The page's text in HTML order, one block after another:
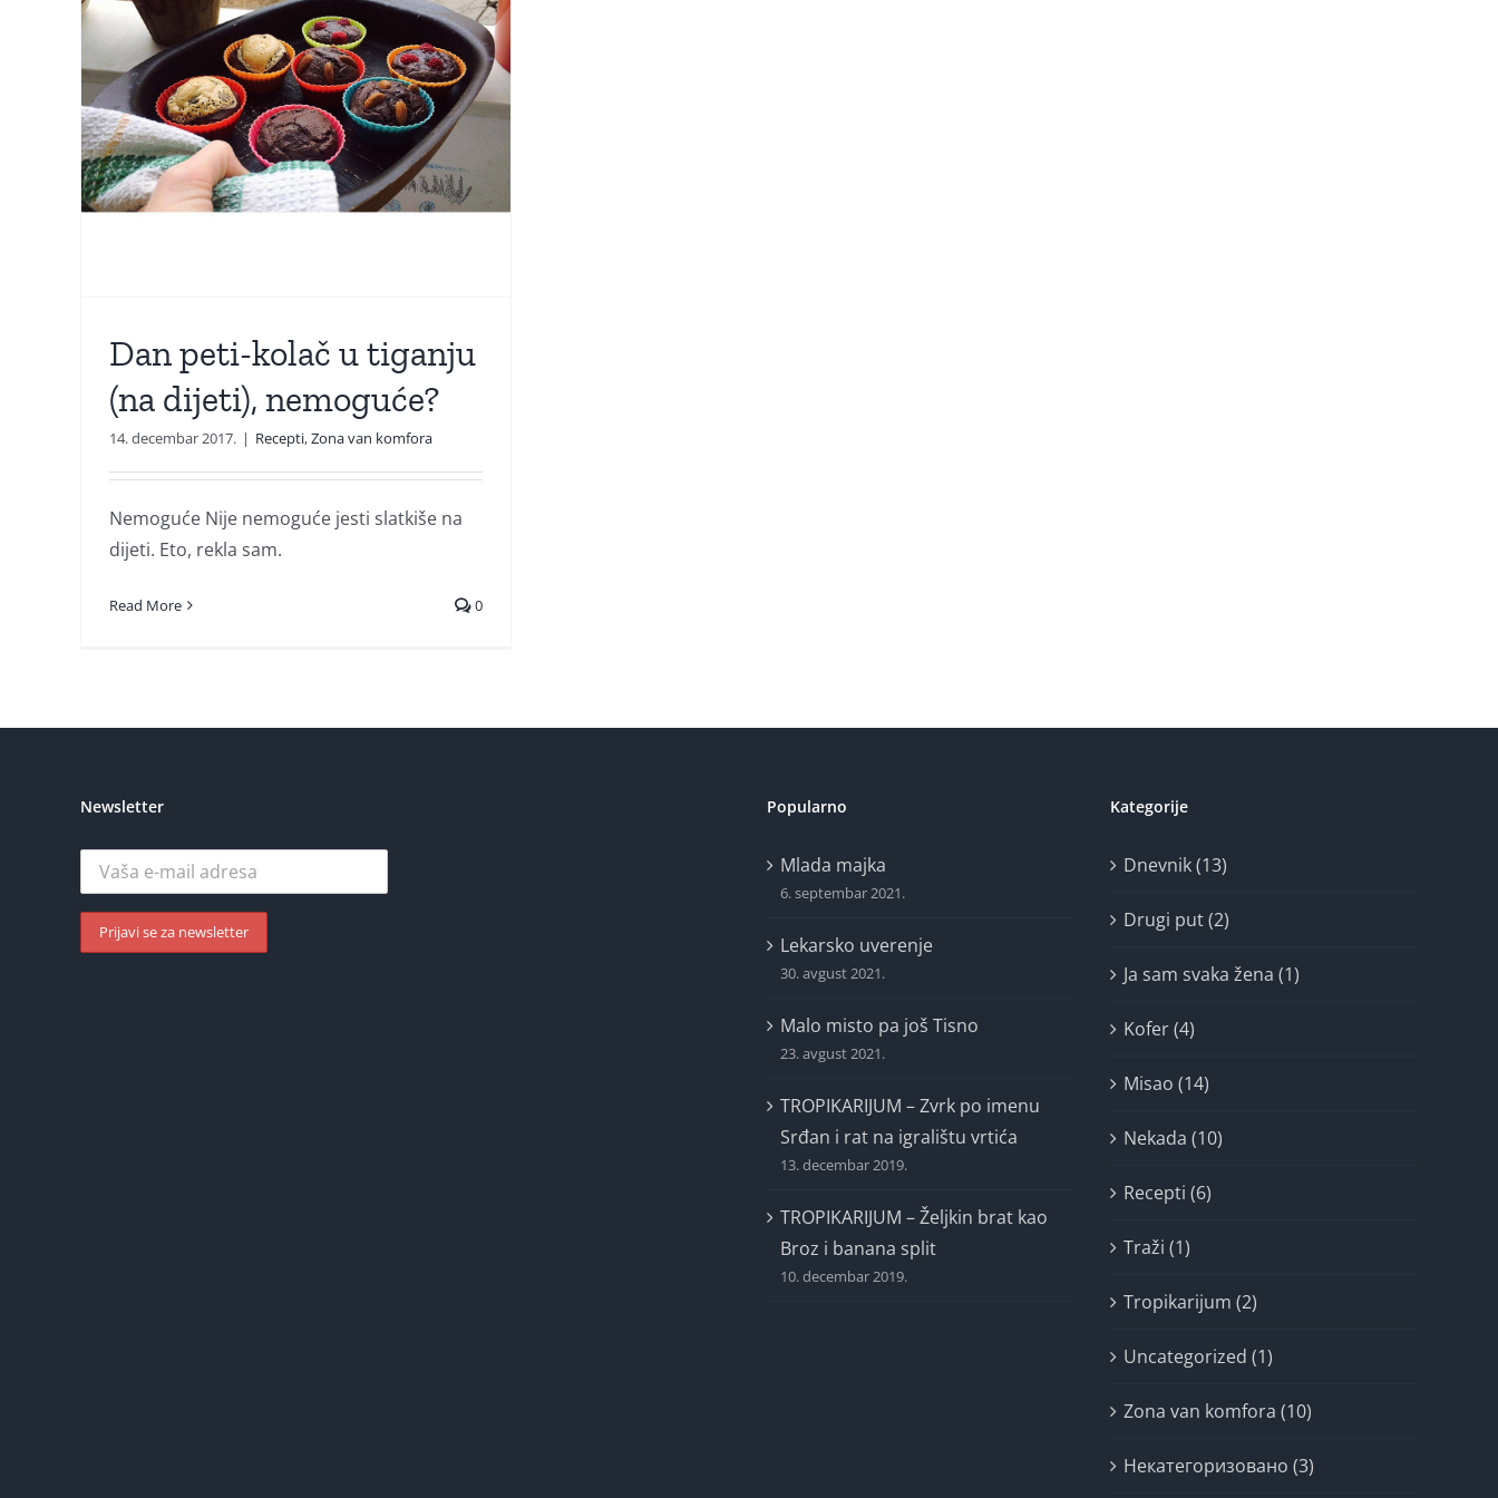
Dan peti-kolač u tiganju
(na dijeti), nemoguće?
14. decembar 2017. | Recepti,Zona van komfora
Nemoguće Nije nemoguće jesti slatkiše na
dijeti. Eto, rekla sam.
Read More 0
Newsletter Popularno
Mlada majka
6. septembar 2021.
Lekarsko uverenje
30. avgust 2021.
Malo misto pa još Tisno
23. avgust 2021.
TROPIKARIJUM – Zvrk po imenu
Srđan i rat na igralištu vrtića
13. decembar 2019.
TROPIKARIJUM – Željkin brat kao
Broz i banana split
10. decembar 2019.
Kategorije
Dnevnik (13)
Drugi put (2)
Ja sam svaka žena (1)
Kofer (4)
Misao (14)
Nekada (10)
Recepti (6)
Traži (1)
Tropikarijum (2)
Uncategorized (1)
Zona van komfora (10)
Некатегоризовано (3)